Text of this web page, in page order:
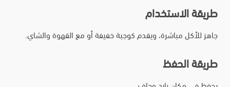
طريقة الاستخدام
جاهز للأكل مباشرة، ويقدم كوجبة خفيفة أو مع القهوة والشاي.
طريقة الحفظ